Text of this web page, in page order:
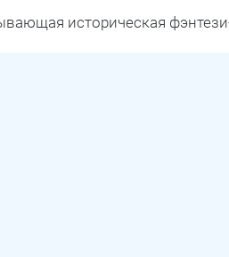
историческая